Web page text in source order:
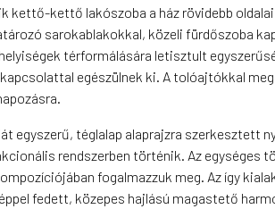
kettő-kettő lakószoba a ház rövidebb
sarokablakokkal, közeli fürdőszoba
térformálására letisztult
egészülnek ki. A tolóajtókkal
egyszerű, téglalap alaprajzra szerkesztett
rendszerben történik. Az egységes
fogalmazzuk meg. Az így
fedett, közepes hajlású magastető